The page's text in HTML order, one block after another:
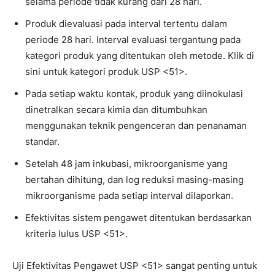
Produk dievaluasi pada interval tertentu dalam
periode 28 hari. Interval evaluasi tergantung pada
kategori produk yang ditentukan oleh metode. Klik di
sini untuk kategori produk USP <51>.
Pada setiap waktu kontak, produk yang diinokulasi
dinetralkan secara kimia dan ditumbuhkan
menggunakan teknik pengenceran dan penanaman
standar.
Setelah 48 jam inkubasi, mikroorganisme yang
bertahan dihitung, dan log reduksi masing-masing
mikroorganisme pada setiap interval dilaporkan.
Efektivitas sistem pengawet ditentukan berdasarkan
kriteria lulus USP <51>.
Uji Efektivitas Pengawet USP <51> sangat penting untuk